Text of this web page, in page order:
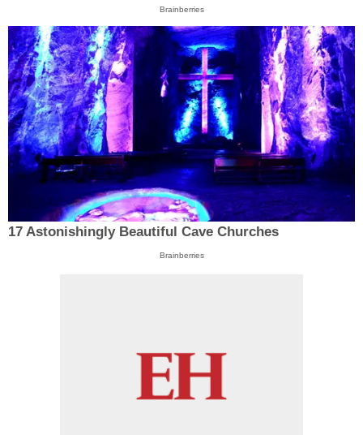
Brainberries
17 Astonishingly Beautiful Cave Churches
Brainberries